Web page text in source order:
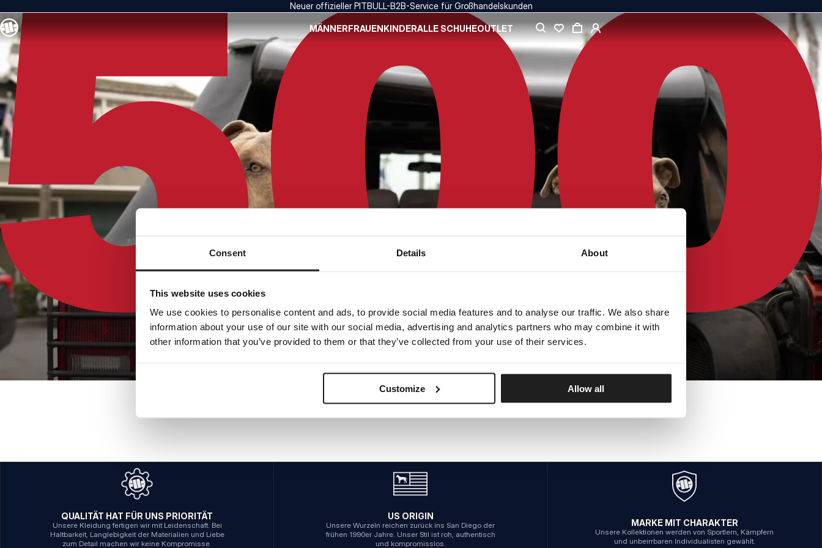
Consent Details About
This website uses cookies
We use cookies to personalise content and ads, to provide social media features and to analyse our traffic. We also share
information about your use of our site with our social media, advertising and analytics partners who may combine it with
other information that you’ve provided to them or that they’ve collected from your use of their services.
Customize Allow all
Neuer offizieller PITBULL-B2B-Service für Großhandelskunden
MÄNNERFRAUENKINDERALLE SCHUHEOUTLET
INTERNER SERVERFEHLER
ZURÜCK ZUR STARTSEITE
QUALITÄT HAT FÜR UNS PRIORITÄT
Unsere Kleidung fertigen wir mit Leidenschaft. Bei
Haltbarkeit, Langlebigkeit der Materialien und Liebe
zum Detail machen wir keine Kompromisse.
US ORIGIN
Unsere Wurzeln reichen zurück ins San Diego der
frühen 1990er Jahre. Unser Stil ist roh, authentisch
und kompromisslos.
MARKE MIT CHARAKTER
Unsere Kollektionen werden von Sportlern, Kämpfern
und unbeirrbaren Individualisten gewählt.